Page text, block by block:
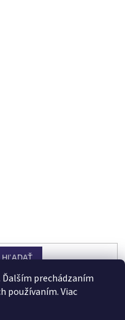
prechádzaním
používaním. Viac
HĽADAŤ